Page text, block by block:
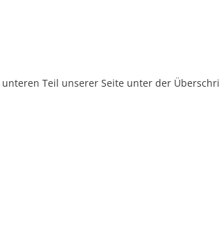
Teil unserer Seite unter der